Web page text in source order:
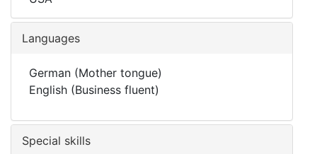
Languages
German (Mother tongue)
English (Business fluent)
Special skills